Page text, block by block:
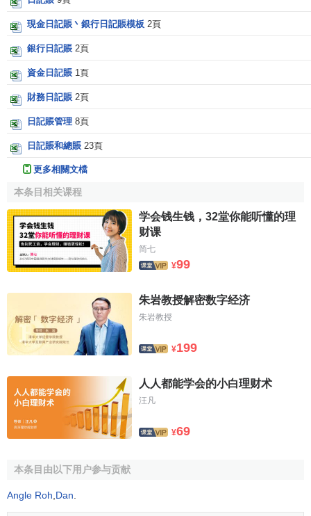
現金日記賬丶銀行日記賬模板 2頁
銀行日記賬 2頁
資金日記賬 1頁
財務日記賬 2頁
日記賬管理 8頁
日記賬和總賬 23頁
更多相關文檔
本条目相关课程
学会钱生钱，32堂你能听懂的理
财课
简七
¥99
朱岩教授解密数字经济
朱岩教授
¥199
人人都能学会的小白理财术
汪凡
¥69
本条目由以下用户参与贡献
Angle Roh Dan